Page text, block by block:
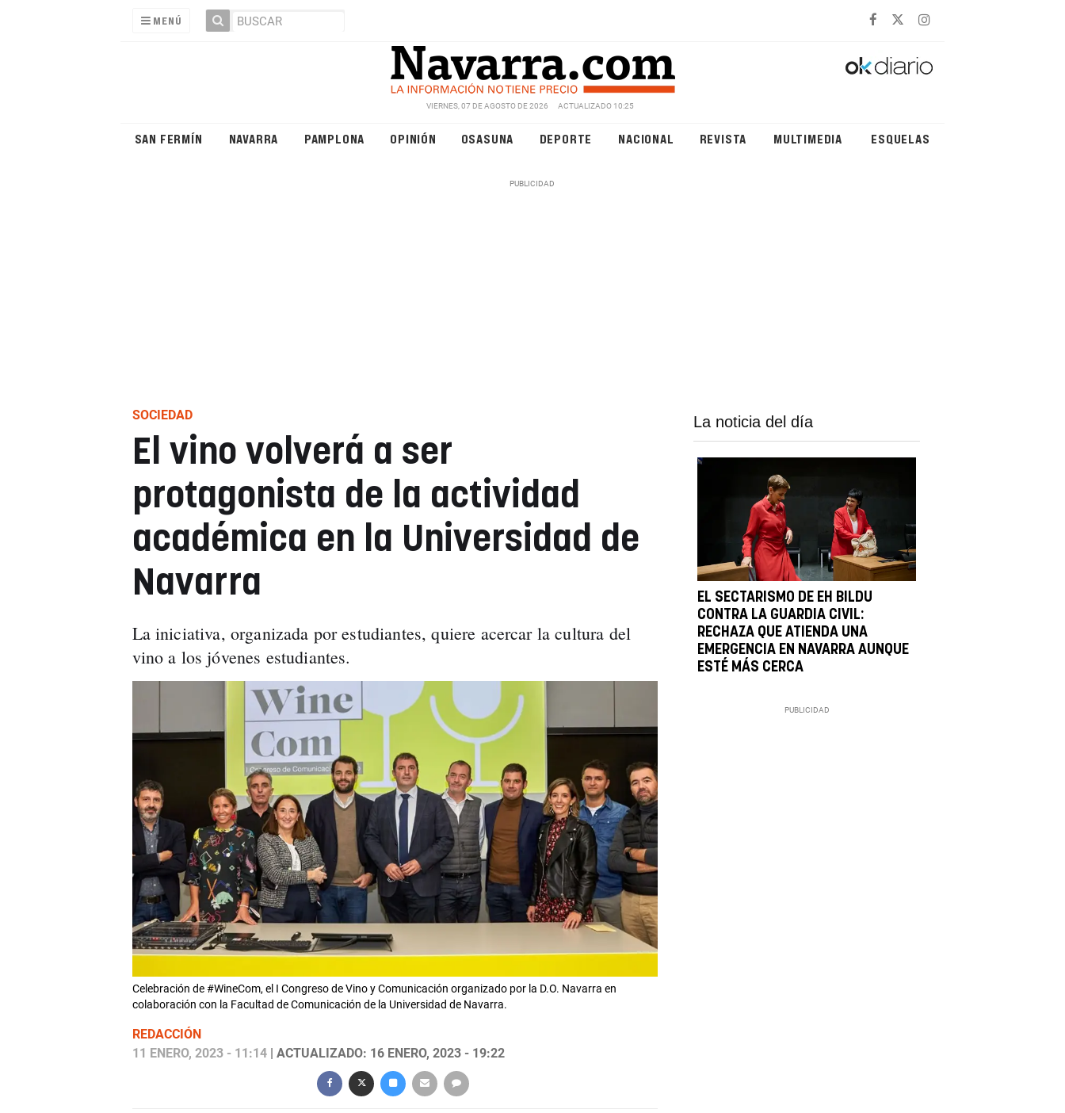
MENÚ
VIERNES, 07 DE AGOSTO DE 2026 ACTUALIZADO 10:25
SAN FERMÍN NAVARRA PAMPLONA OPINIÓN OSASUNA DEPORTE NACIONAL REVISTA MULTIMEDIA ESQUELAS
SOCIEDAD
El vino volverá a ser
protagonista de la actividad
académica en la Universidad de
Navarra
La iniciativa, organizada por estudiantes, quiere acercar la cultura del
vino a los jóvenes estudiantes.
Celebración de #WineCom, el I Congreso de Vino y Comunicación organizado por la D.O. Navarra en
colaboración con la Facultad de Comunicación de la Universidad de Navarra.
REDACCIÓN
11 ENERO, 2023 - 11:14| ACTUALIZADO: 16 ENERO, 2023 - 19:22
La noticia del día
EL SECTARISMO DE EH BILDU
CONTRA LA GUARDIA CIVIL:
RECHAZA QUE ATIENDA UNA
EMERGENCIA EN NAVARRA AUNQUE
ESTÉ MÁS CERCA